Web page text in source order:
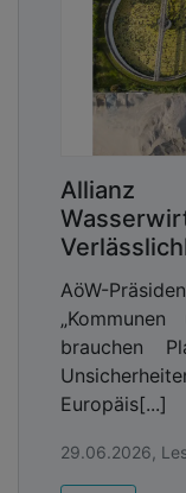
AöW-
brauchen
Europäis[...]
29.06.2026,